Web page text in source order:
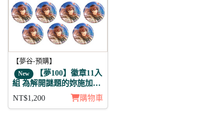
【夢谷-預購】
New 【夢100】徽章11入
組 為解開謎題的妳施加愛
的魔法 傑書亞 月覺
NT$1,200 購物車